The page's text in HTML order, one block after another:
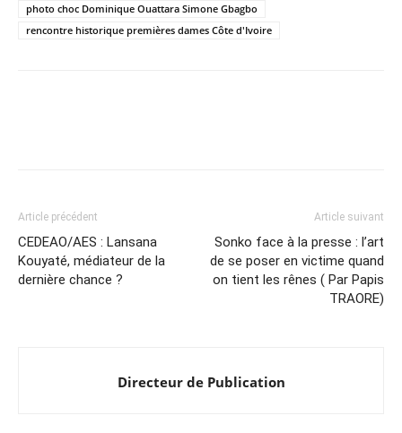
photo choc Dominique Ouattara Simone Gbagbo
rencontre historique premières dames Côte d'Ivoire
Article précédent
CEDEAO/AES : Lansana
Kouyaté, médiateur de la
dernière chance ?
Article suivant
Sonko face à la presse : l’art
de se poser en victime quand
on tient les rênes ( Par Papis
TRAORE)
Directeur de Publication